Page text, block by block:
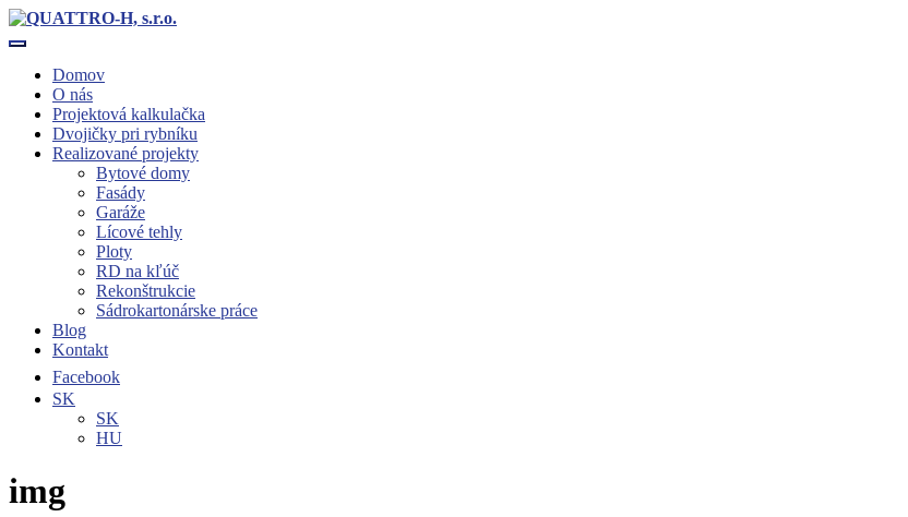
Toggle navigation
Domov
O nás
Projektová kalkulačka
Dvojičky pri rybníku
Realizované projekty
Bytové domy
Fasády
Garáže
Lícové tehly
Ploty
RD na kľúč
Rekonštrukcie
Sádrokartonárske práce
Blog
Kontakt
Facebook
SK
SK
HU
img